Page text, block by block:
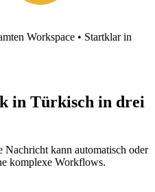
Workspace • Startklar in
in Türkisch in drei
kann automatisch oder
komplexe Workflows.